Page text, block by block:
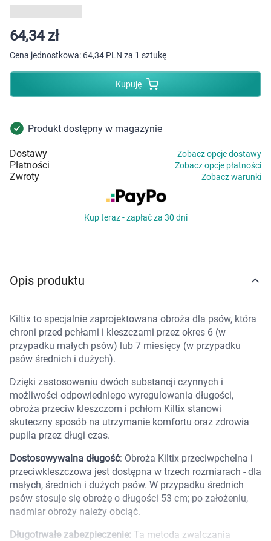
Higiena
Kosmetyki
Mężczyzna
Zdrowy styl życia
Zabawki
Marki
64,34 zł
Cena jednostkowa: 64,34 PLN za 1 sztukę
Kupuję
Produkt dostępny w magazynie
Dostawy Zobacz opcje dostawy
Płatności Zobacz opcje płatności
Zwroty Zobacz warunki
Kup teraz - zapłać za 30 dni
Opis produktu
Kiltix to specjalnie zaprojektowana obroża dla psów, która
chroni przed pchłami i kleszczami przez okres 6 (w
przypadku małych psów) lub 7 miesięcy (w przypadku
psów średnich i dużych).
Dzięki zastosowaniu dwóch substancji czynnych i
możliwości odpowiedniego wyregulowania długości,
obroża przeciw kleszczom i pchłom Kiltix stanowi
skuteczny sposób na utrzymanie komfortu oraz zdrowia
pupila przez długi czas.
Dostosowywalna długość: Obroża Kiltix przeciwpchelna i
przeciwkleszczowa jest dostępna w trzech rozmiarach - dla
małych, średnich i dużych psów. W przypadku średnich
psów stosuje się obrożę o długości 53 cm; po założeniu,
nadmiar obroży należy obciąć.
Długotrwałe zabezpieczenie: Ta metoda zwalczania